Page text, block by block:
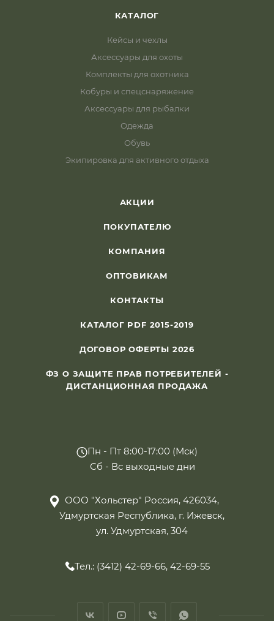
КАТАЛОГ
Кейсы и чехлы
Аксессуары для охоты
Комплекты для охотника
Кобуры и спецснаряжение
Аксессуары для рыбалки
Одежда
Обувь
Экипировка для активного отдыха
АКЦИИ
ПОКУПАТЕЛЮ
КОМПАНИЯ
ОПТОВИКАМ
КОНТАКТЫ
КАТАЛОГ PDF 2015-2019
ДОГОВОР ОФЕРТЫ 2026
ФЗ О ЗАЩИТЕ ПРАВ ПОТРЕБИТЕЛЕЙ -
ДИСТАНЦИОННАЯ ПРОДАЖА
Пн - Пт 8:00-17:00 (Мск)
Сб - Вс выходные дни
ООО "Хольстер" Россия, 426034,
Удмуртская Республика, г. Ижевск,
ул. Удмуртская, 304
Тел.: (3412) 42-69-66, 42-69-55